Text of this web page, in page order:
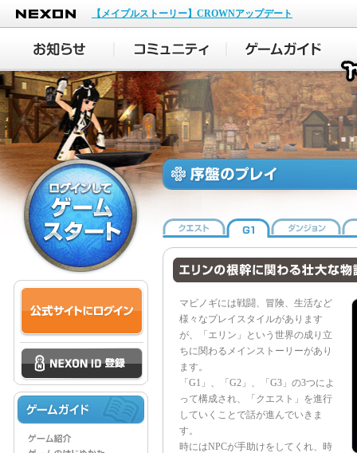
NEXON
【メイプルストーリー】CROWNアップデート
マビノギには戦闘、冒険、生活など
様々なプレイスタイルがあります
が、「エリン」という世界の成り立
ちに関わるメインストーリーがあり
ます。
「G1」、「G2」、「G3」の3つによ
って構成され、「クエスト」を進行
していくことで話が進んでいきま
す。
時にはNPCが手助けをしてくれ、時